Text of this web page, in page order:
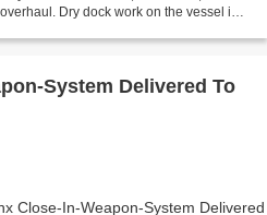
Dry dock work on the vessel is
System Delivered To